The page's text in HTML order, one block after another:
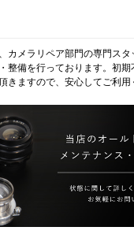
カメラリペア部門の専門ス
整備を行っております。初
きますので、安心してご利用